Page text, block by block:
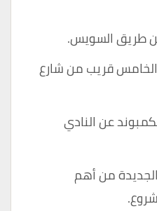
طريق السويس.
قريب من شارع
عن النادي
الجديدة من أهم